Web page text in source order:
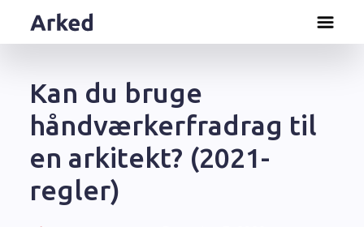
Kan du bruge
håndværkerfradrag til
en arkitekt? (2021-
regler)